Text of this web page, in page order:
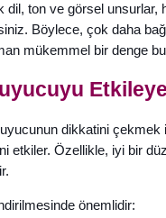
dil, ton ve görsel unsurlar,
Böylece, çok daha
mükemmel bir denge
dikkatini çekmek
etkiler. Özellikle, iyi bir
önemlidir: